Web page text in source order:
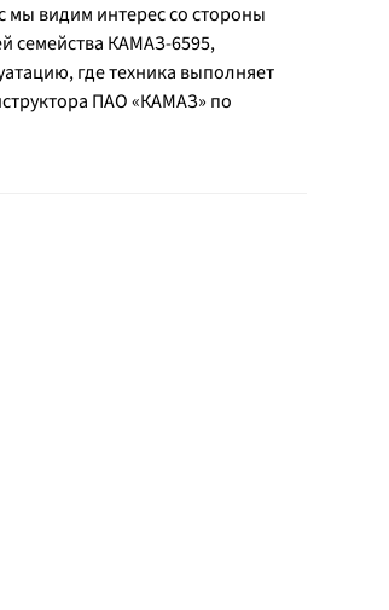
мы видим интерес со стороны
семейства КАМАЗ-6595,
где техника выполняет
ПАО «КАМАЗ» по